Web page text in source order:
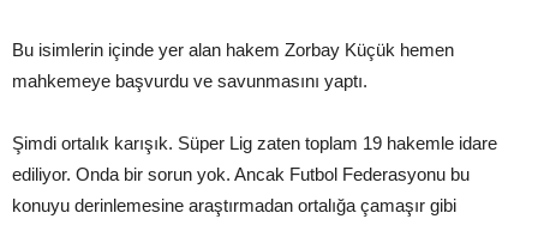
Bu isimlerin içinde yer alan hakem Zorbay Küçük hemen
mahkemeye başvurdu ve savunmasını yaptı.
Şimdi ortalık karışık. Süper Lig zaten toplam 19 hakemle idare
ediliyor. Onda bir sorun yok. Ancak Futbol Federasyonu bu
konuyu derinlemesine araştırmadan ortalığa çamaşır gibi